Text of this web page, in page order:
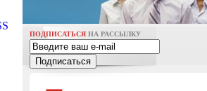
ПОДПИСАТЬСЯ НА РАССЫЛКУ